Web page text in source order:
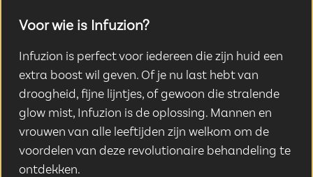
Voor wie is Infuzion?
Infuzion is perfect voor iedereen die zijn huid een
extra boost wil geven. Of je nu last hebt van
droogheid, fijne lijntjes, of gewoon die stralende
glow mist, Infuzion is de oplossing. Mannen en
vrouwen van alle leeftijden zijn welkom om de
voordelen van deze revolutionaire behandeling te
ontdekken.